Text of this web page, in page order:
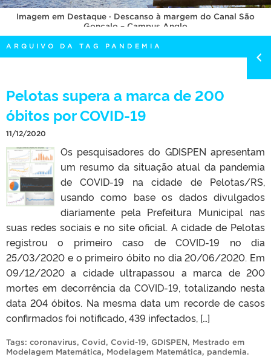
OUVIDORIA
PORTARIAS
TELEFONES
Imagem em Destaque · Descanso à margem do Canal São
Gonçalo – Campus Anglo
ARQUIVO DA TAG PANDEMIA
Pelotas supera a marca de 200
óbitos por COVID-19
11/12/2020
Os pesquisadores do GDISPEN apresentam
um resumo da situação atual da pandemia
de COVID-19 na cidade de Pelotas/RS,
usando como base os dados divulgados
diariamente pela Prefeitura Municipal nas
suas redes sociais e no site oficial. A cidade de Pelotas
registrou o primeiro caso de COVID-19 no dia
25/03/2020 e o primeiro óbito no dia 20/06/2020. Em
09/12/2020 a cidade ultrapassou a marca de 200
mortes em decorrência da COVID-19, totalizando nesta
data 204 óbitos. Na mesma data um recorde de casos
confirmados foi notificado, 439 infectados, […]
Tags: coronavirus, Covid, Covid-19, GDISPEN, Mestrado em
Modelagem Matemática, Modelagem Matemática, pandemia.